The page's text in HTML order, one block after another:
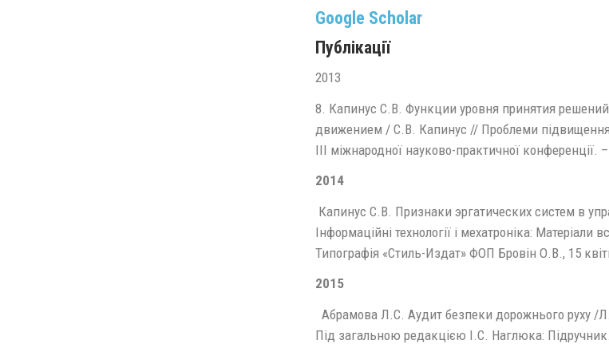
Google Scholar
Публікації
2013
8. Капинус С.В. Функции уровня принятия
движением / С.В. Капинус // Проблеми підвищення
ІІІ міжнародної науково-практичної
2014
Капинус С.В. Признаки эргатических систем в
Інформаційні технології і мехатроніка:
Типографія «Стиль-Издат» ФОП Бровін О.В., 15
2015
Абрамова Л.С. Аудит безпеки дорожнього руху
Під загальною редакцією І.С. Наглюка: